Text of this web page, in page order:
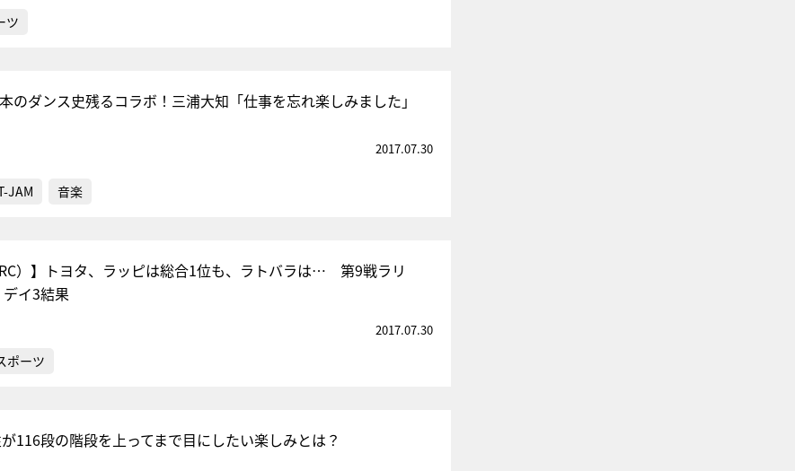
ツ
のダンス史残るコラボ！三浦大知「仕事を忘れ楽しみました」
2017.07.30
JAM 音楽
）】トヨタ、ラッピは総合1位も、ラトバラは… 第9戦ラリ
イ3結果
2017.07.30
ポーツ
116段の階段を上ってまで目にしたい楽しみとは？